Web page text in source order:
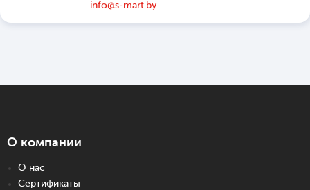
info@s-mart.by
О компании
О нас
Сертификаты